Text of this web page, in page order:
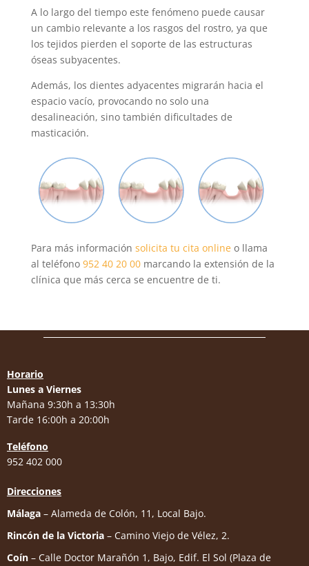
A lo largo del tiempo este fenómeno puede causar
un cambio relevante a los rasgos del rostro, ya que
los tejidos pierden el soporte de las estructuras
óseas subyacentes.
Además, los dientes adyacentes migrarán hacia el
espacio vacío, provocando no solo una
desalineación, sino también dificultades de
masticación.
Para más información solicita tu cita onlineo llama
al teléfono 952 40 20 00marcando la extensión de la
clínica que más cerca se encuentre de ti.
Horario
Lunes a Viernes
Mañana 9:30h a 13:30h
Tarde 16:00h a 20:00h
Teléfono
952 402 000
Direcciones
Málaga – Alameda de Colón, 11, Local Bajo.
Rincón de la Victoria – Camino Viejo de Vélez, 2.
Coín – Calle Doctor Marañón 1, Bajo, Edif. El Sol (Plaza de